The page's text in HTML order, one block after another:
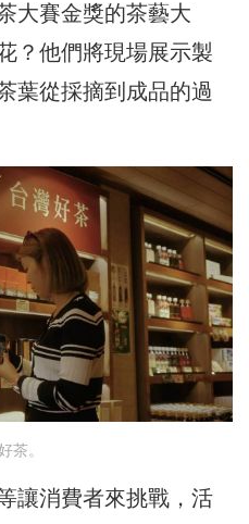
大賽金獎的茶藝大
？他們將現場展示製
葉從採摘到成品的過
茶。
讓消費者來挑戰，活